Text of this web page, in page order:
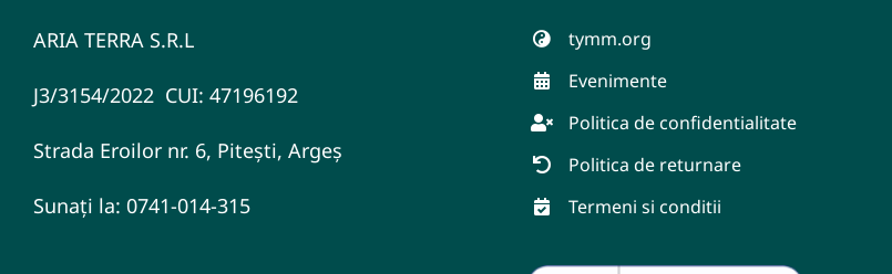
ARIA TERRA S.R.L
J3/3154/2022 CUI: 47196192
Strada Eroilor nr. 6, Pitești, Argeș
Sunați la: 0741-014-315
tymm.org
Evenimente
Politica de confidentialitate
Politica de returnare
Termeni si conditii